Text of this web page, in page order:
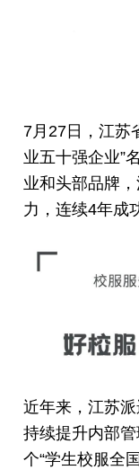
7月27日，江苏
业五十强企业”
业和头部品牌
力，连续4年成
近年来，江苏
持续提升内部
个“学生校服全